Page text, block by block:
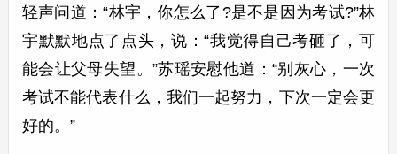
轻声问道：“林宇，你怎么了?是不是因为考试?”林
宇默默地点了点头，说：“我觉得自己考砸了，可
能会让父母失望。”苏瑶安慰他道：“别灰心，一次
考试不能代表什么，我们一起努力，下次一定会更
好的。”